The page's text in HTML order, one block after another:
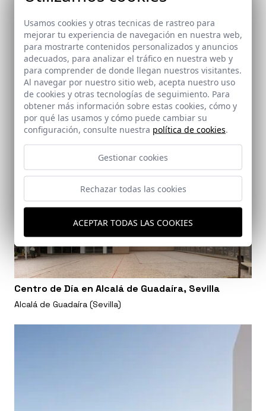
Centro Deportivo en El Viso del Alcor; Sevilla
El Viso del Alcor (Sevilla)
Centro de Día en Alcalá de Guadaíra, Sevilla
Alcalá de Guadaíra (Sevilla)
Usamos cookies y otras tecnicas de rastreo para
mejorar tu experiencia de navegación en nuestra web,
para mostrarte contenidos personalizados y anuncios
adecuados, para analizar el tráfico en nuestra web y
para comprender de donde llegan nuestros visitantes.
Al navegar por nuestro sitio web, acepta nuestro uso
de cookies y otras tecnologías de seguimiento. Para
obtener más información sobre estas cookies, cómo y
por qué las usamos y cómo puede cambiar su
configuración, consulte nuestra política de cookies.
Gestionar cookies
Rechazar todas las cookies
ACEPTAR TODAS LAS COOKIES